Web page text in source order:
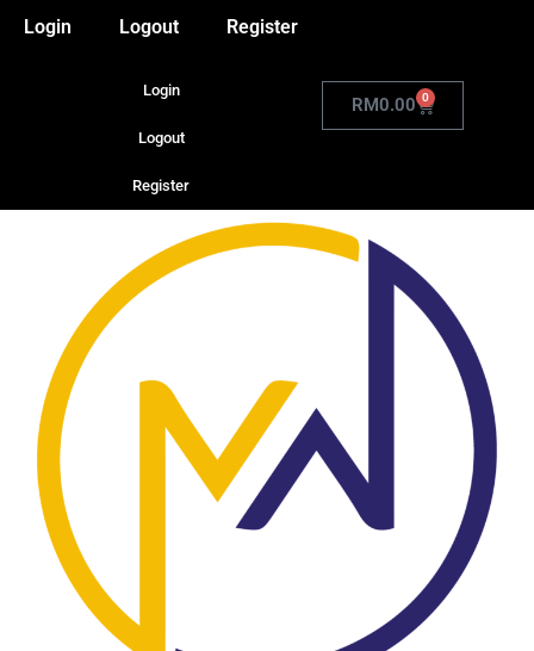
Login Logout Register
Login
Logout
Register
RM0.00 0